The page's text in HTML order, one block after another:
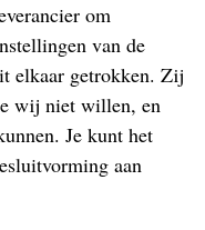
om
van de
elkaar getrokken. Zij
wij niet willen, en
Je kunt het
aan